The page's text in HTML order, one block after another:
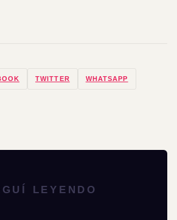
TWITTER WHATSAPP
LEYENDO